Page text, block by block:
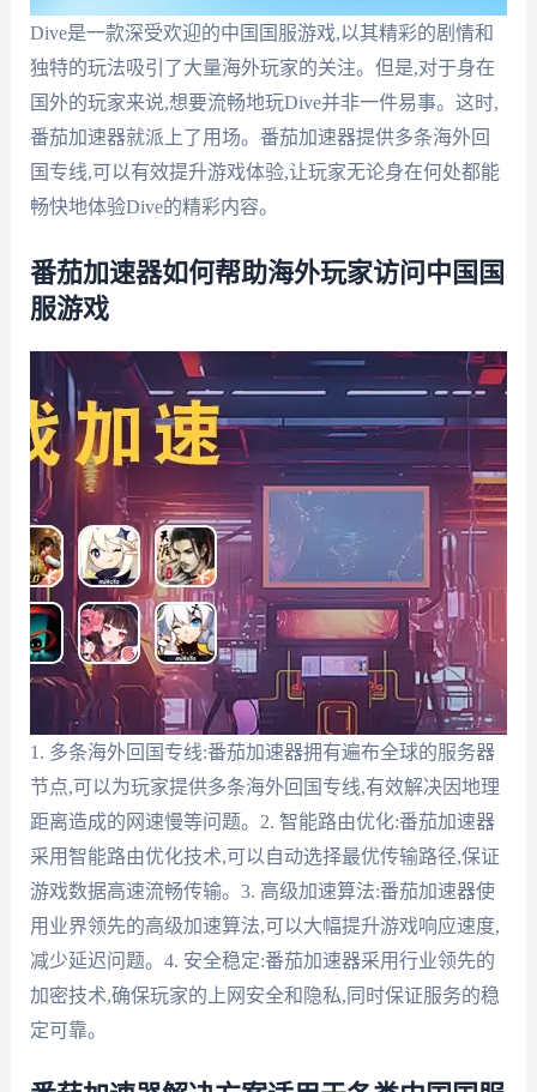
Dive是一款深受欢迎的中国国服游戏,以其精彩的剧情和
独特的玩法吸引了大量海外玩家的关注。但是,对于身在
国外的玩家来说,想要流畅地玩Dive并非一件易事。这时,
番茄加速器就派上了用场。番茄加速器提供多条海外回
国专线,可以有效提升游戏体验,让玩家无论身在何处都能
畅快地体验Dive的精彩内容。
番茄加速器如何帮助海外玩家访问中国国
服游戏
1. 多条海外回国专线:番茄加速器拥有遍布全球的服务器
节点,可以为玩家提供多条海外回国专线,有效解决因地理
距离造成的网速慢等问题。2. 智能路由优化:番茄加速器
采用智能路由优化技术,可以自动选择最优传输路径,保证
游戏数据高速流畅传输。3. 高级加速算法:番茄加速器使
用业界领先的高级加速算法,可以大幅提升游戏响应速度,
减少延迟问题。4. 安全稳定:番茄加速器采用行业领先的
加密技术,确保玩家的上网安全和隐私,同时保证服务的稳
定可靠。